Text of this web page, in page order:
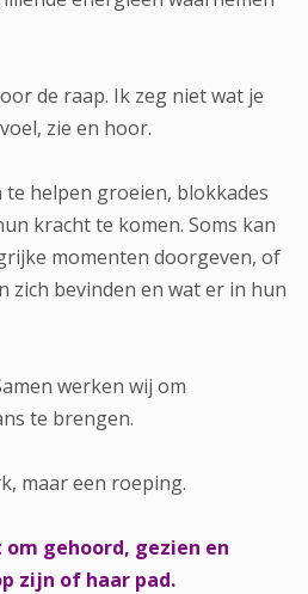
de raap. Ik zeg niet wat je
zie en hoor.
te helpen groeien, blokkades
kracht te komen. Soms kan
momenten doorgeven, of
zich bevinden en wat er in hun
werken wij om
te brengen.
maar een roeping.
gehoord, gezien en
zijn of haar pad.